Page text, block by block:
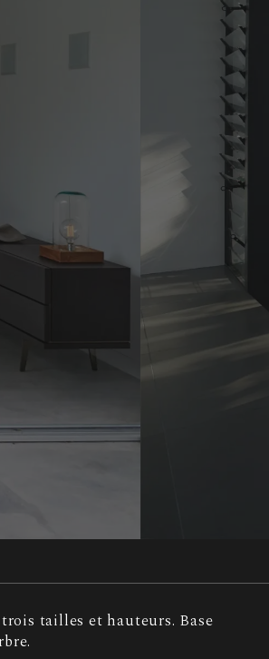
tailles et hauteurs. Base